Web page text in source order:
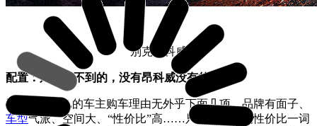
别克昂科威
配置：只有想不到的，没有昂科威没有的
选择低配Q5L的车主购车理由无外乎下面几项，品牌有面子、
车型气派、空间大、“性价比”高……只不过这里的性价比一词